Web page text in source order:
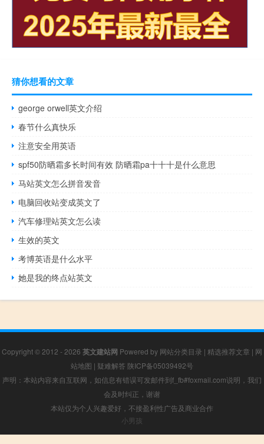
猜你想看的文章
george orwell英文介绍
春节什么真快乐
注意安全用英语
spf50防晒霜多长时间有效 防晒霜pa十十十是什么意思
马站英文怎么拼音发音
电脑回收站变成英文了
汽车修理站英文怎么读
生效的英文
考博英语是什么水平
她是我的终点站英文
Copyright © 2012 - 2026 英文建站网 Powered by 网站分类目录 | 精选推荐文章 | 网
站地图 | 疑难解答 陕ICP备05039492号
声明：本站内容来自互联网，如信息有错误可发邮件到f_fb#foxmail.com说明，我们
会及时纠正，谢谢
本站仅为个人兴趣爱好，不接盈利性广告及商业合作
小男孩